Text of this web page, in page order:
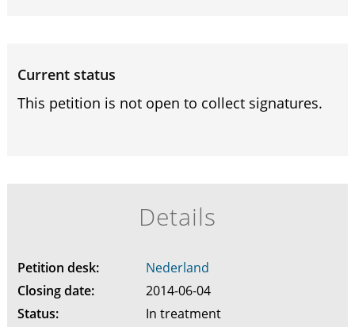
Current status
This petition is not open to collect signatures.
Details
Petition desk:
Nederland
Closing date:
2014-06-04
Status:
In treatment